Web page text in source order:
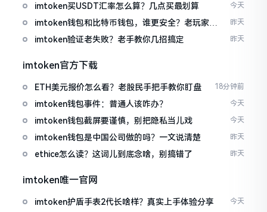
imtoken买USDT汇率怎么算？几点买最划算 今天
imtoken钱包和比特币钱包，谁更安全？老玩家来
聊聊
昨天
imtoken验证老失败？老手教你几招搞定 昨天
imtoken官方下载
ETH美元报价怎么看？老股民手把手教你盯盘 18分钟前
imtoken钱包事件：普通人该咋办？ 今天
imtoken钱包截屏要谨慎，别把隐私当儿戏 今天
imtoken钱包是中国公司做的吗？一文说清楚 昨天
ethice怎么读？这词儿到底念啥，别搞错了 昨天
imtoken唯一官网
imtoken护盾手表2代长啥样？真实上手体验分享 今天